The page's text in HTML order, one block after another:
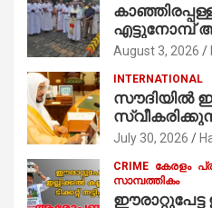
എട്ടുനോമ്പ് ആചരണത്തിന്റെ
ഭാഗമായുള്ള
കുര്യൻ
August 3, 2026
INTERNATIONAL
സൗദിയില്‍
മുസ്ലിം’
July 30, 2026
CRIME കേരളം
സാമ്പത്തികം